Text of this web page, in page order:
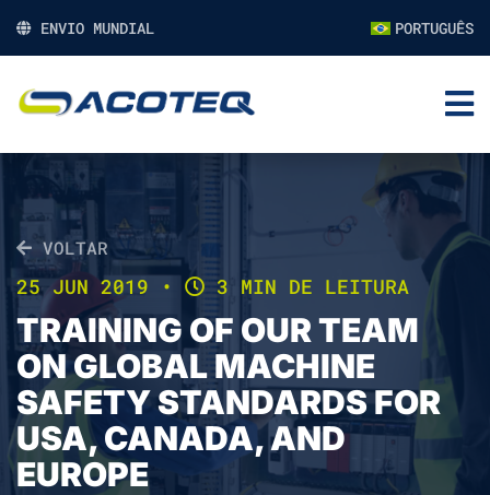
ENVIO MUNDIAL PORTUGUÊS
VOLTAR
25 JUN 2019 • 3 MIN DE LEITURA
TRAINING OF OUR TEAM
ON GLOBAL MACHINE
SAFETY STANDARDS FOR
USA, CANADA, AND
EUROPE